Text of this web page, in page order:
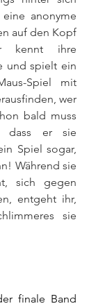
anonyme
auf den Kopf
kennt ihre
und spielt ein
Spiel mit
wer
bald muss
dass er sie
Spiel sogar,
Während sie
sich gegen
entgeht ihr,
sie
finale Band